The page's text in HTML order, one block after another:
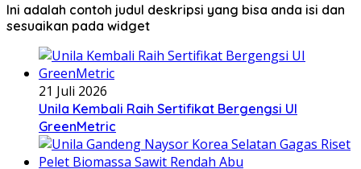
Ini adalah contoh judul deskripsi yang bisa anda isi dan
sesuaikan pada widget
21 Juli 2026
Unila Kembali Raih Sertifikat Bergengsi UI
GreenMetric